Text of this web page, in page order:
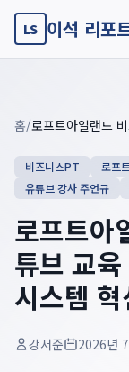
LS 이석 리포
홈/
비즈니스PT 로프
유튜브 강사 주언규
로프트아
튜브 교
시스템 혁
강서준 2026년